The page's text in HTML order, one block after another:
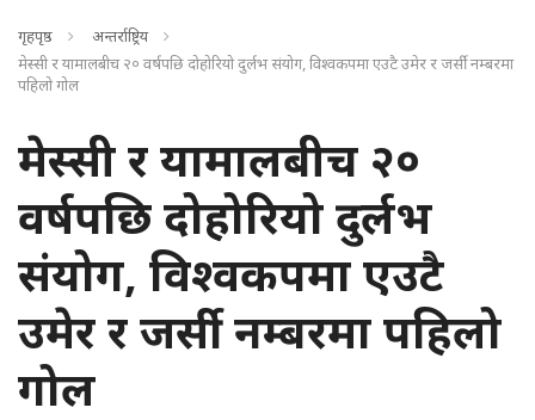
गृहपृष्ठ
अन्तर्राष्ट्रिय
मेस्सी र यामालबीच २० वर्षपछि दोहोरियो दुर्लभ संयोग, विश्वकपमा एउटै उमेर र जर्सी नम्बरमा
पहिलो गोल
मेस्सी र यामालबीच २०
वर्षपछि दोहोरियो दुर्लभ
संयोग, विश्वकपमा एउटै
उमेर र जर्सी नम्बरमा पहिलो
गोल